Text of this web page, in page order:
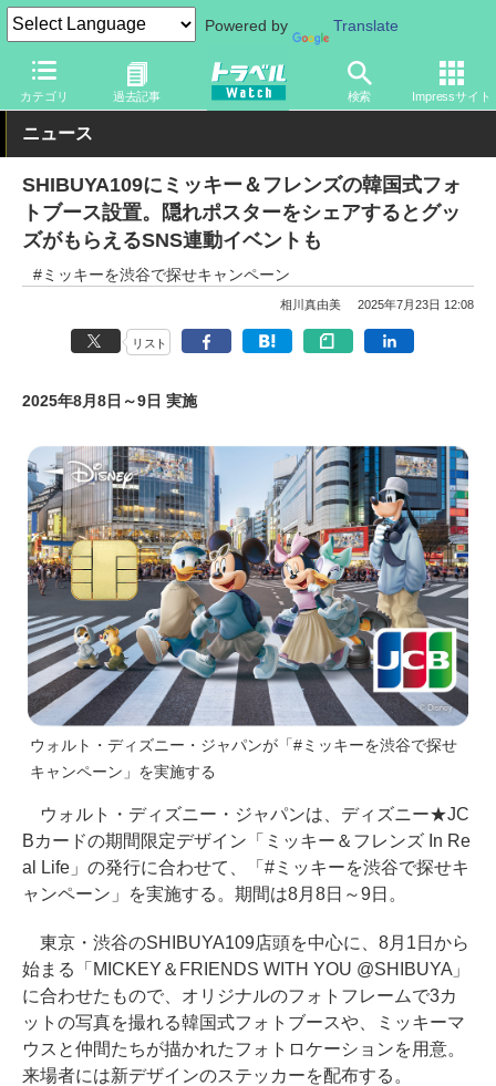
Powered by Translate
カテゴリ 過去記事 検索 Impressサイト
トラベル Watch 旅の情報 観光地 ディズニーリゾート
ニュース
SHIBUYA109にミッキー＆フレンズの韓国式フォ
トブース設置。隠れポスターをシェアするとグッ
ズがもらえるSNS連動イベントも
#ミッキーを渋谷で探せキャンペーン
相川真由美 2025年7月23日 12:08
リスト
2025年8月8日～9日 実施
ウォルト・ディズニー・ジャパンが「#ミッキーを渋谷で探せ
キャンペーン」を実施する
ウォルト・ディズニー・ジャパンは、ディズニー★JC
Bカードの期間限定デザイン「ミッキー＆フレンズ In Re
al Life」の発行に合わせて、「#ミッキーを渋谷で探せキ
ャンペーン」を実施する。期間は8月8日～9日。
東京・渋谷のSHIBUYA109店頭を中心に、8月1日から
始まる「MICKEY＆FRIENDS WITH YOU @SHIBUYA」
に合わせたもので、オリジナルのフォトフレームで3カ
ットの写真を撮れる韓国式フォトブースや、ミッキーマ
ウスと仲間たちが描かれたフォトロケーションを用意。
来場者には新デザインのステッカーを配布する。